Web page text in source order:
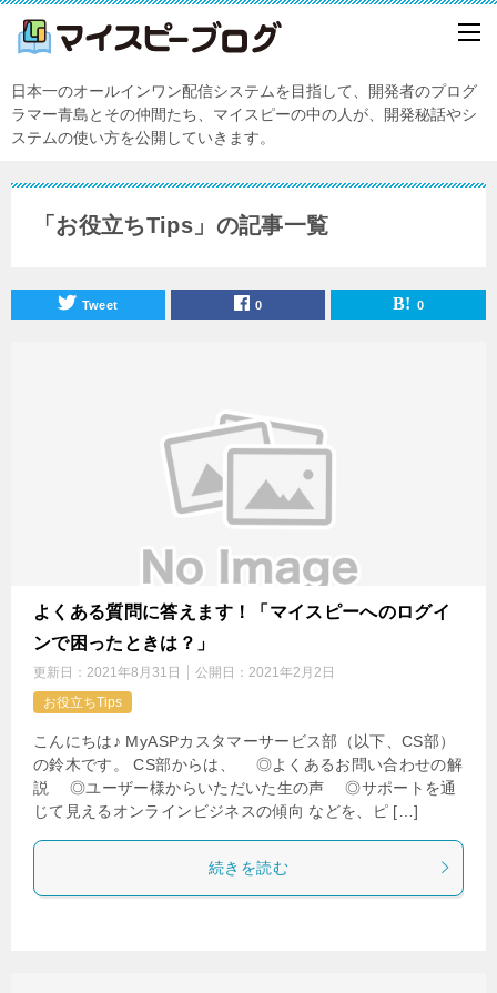
日本一のオールインワン配信システムを目指して、開発者のプログ
ラマー青島とその仲間たち、マイスピーの中の人が、開発秘話やシ
ステムの使い方を公開していきます。
「お役立ちTips」の記事一覧
Tweet 0 0
よくある質問に答えます！「マイスピーへのログイ
ンで困ったときは？」
更新日： 2021年8月31日 公開日： 2021年2月2日
お役立ちTips
こんにちは♪ MyASPカスタマーサービス部（以下、CS部）
の鈴木です。 CS部からは、 ◎よくあるお問い合わせの解
説 ◎ユーザー様からいただいた生の声 ◎サポートを通
じて見えるオンラインビジネスの傾向 などを、ピ […]
続きを読む